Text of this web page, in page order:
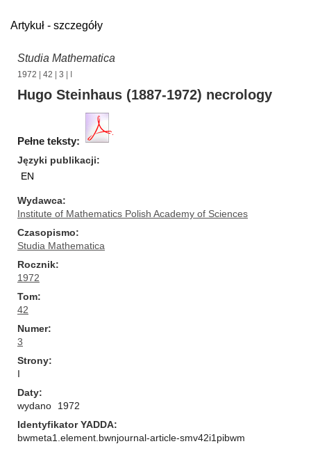
Artykuł - szczegóły
Studia Mathematica
1972 42 3
Hugo Steinhaus (1887-1972) necrology
Pełne teksty:
Języki publikacji
EN
Wydawca
Institute of Mathematics Polish Academy of Sciences
Czasopismo
Studia Mathematica
Rocznik
1972
Tom
42
Numer
3
Strony
I
Daty
wydano
1972
Identyfikator YADDA
bwmeta1.element.bwnjournal-article-smv42i1pibwm